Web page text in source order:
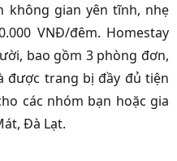
không gian yên tĩnh, nhẹ
VNĐ/đêm. Homestay
bao gồm 3 phòng đơn,
được trang bị đầy đủ tiện
các nhóm bạn hoặc gia
Đà Lạt.